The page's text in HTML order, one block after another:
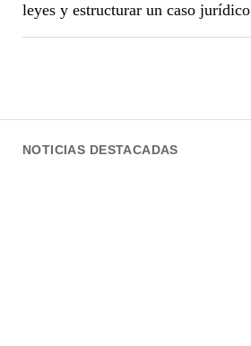
NOTICIAS DESTACADAS
leyes y estructurar un caso